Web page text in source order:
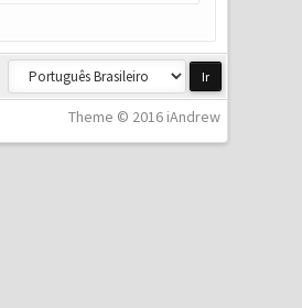
Theme © 2016 iAndrew